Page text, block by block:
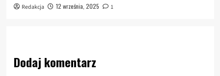
Redakcja 12 września, 2025 1
Dodaj komentarz